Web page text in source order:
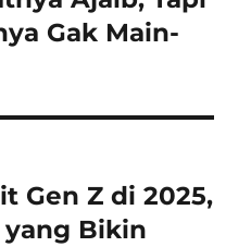
Gak Main-
Gen Z di 2025,
yang Bikin